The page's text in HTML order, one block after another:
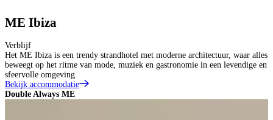
ME Ibiza
Verblijf
Het ME Ibiza is een trendy strandhotel met moderne architectuur, waar alles
beweegt op het ritme van mode, muziek en gastronomie in een levendige en
sfeervolle omgeving.
Bekijk accommodatie
Double Always ME